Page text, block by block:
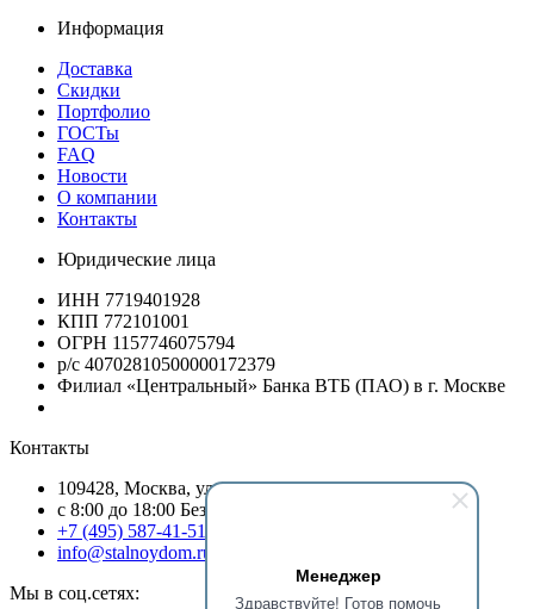
Менеджер
Здравствуйте! Готов помочь
Информация
Доставка
Скидки
Портфолио
ГОСТы
FAQ
Новости
О компании
Контакты
Юридические лица
ИНН 7719401928
КПП 772101001
ОГРН 1157746075794
р/с 40702810500000172379
Филиал «Центральный» Банка ВТБ (ПАО) в г. Москве
Контакты
109428, Москва, ул.Стахановская, д.19/54, оф.13
c 8:00 до 18:00 Без выходных
+7 (495) 587-41-51
info@stalnoydom.ru
Мы в соц.сетях: